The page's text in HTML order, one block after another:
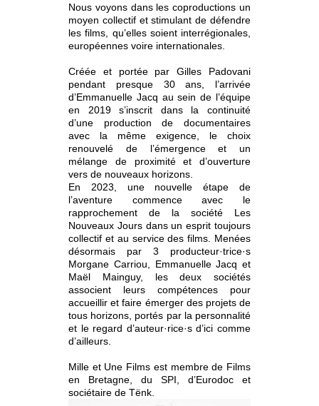
Nous voyons dans les coproductions un
moyen collectif et stimulant de défendre
les films, qu’elles soient interrégionales,
européennes voire internationales.
Créée et portée par Gilles Padovani
pendant presque 30 ans, l’arrivée
d’Emmanuelle Jacq au sein de l’équipe
en 2019 s’inscrit dans la continuité
d’une production de documentaires
avec la même exigence, le choix
renouvelé de l’émergence et un
mélange de proximité et d’ouverture
vers de nouveaux horizons.
En 2023, une nouvelle étape de
l’aventure commence avec le
rapprochement de la société Les
Nouveaux Jours dans un esprit toujours
collectif et au service des films. Menées
désormais par 3 producteur·trice·s
Morgane Carriou, Emmanuelle Jacq et
Maël Mainguy, les deux sociétés
associent leurs compétences pour
accueillir et faire émerger des projets de
tous horizons, portés par la personnalité
et le regard d’auteur·rice·s d’ici comme
d’ailleurs.
Mille et Une Films est membre de Films
en Bretagne, du SPI, d’Eurodoc et
sociétaire de Tënk.